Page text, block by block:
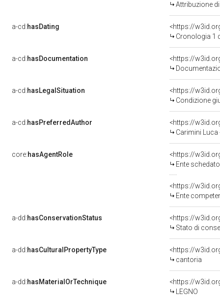
Attribuzione
a-cd:hasDating
<https://
Cronologia 1
a-cd:hasDocumentation
a-cd:hasLegalSituation
Condizione
a-cd:hasPreferredAuthor
<https://
Carimini
core:hasAgentRole
<https://
Ente
<https://
Ente competente
a-dd:hasConservationStatus
<https://
Stato di
a-dd:hasCulturalPropertyType
<https://
cantoria
a-dd:hasMaterialOrTechnique
<https://
LEGNO